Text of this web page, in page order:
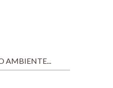
AMBIENTE...